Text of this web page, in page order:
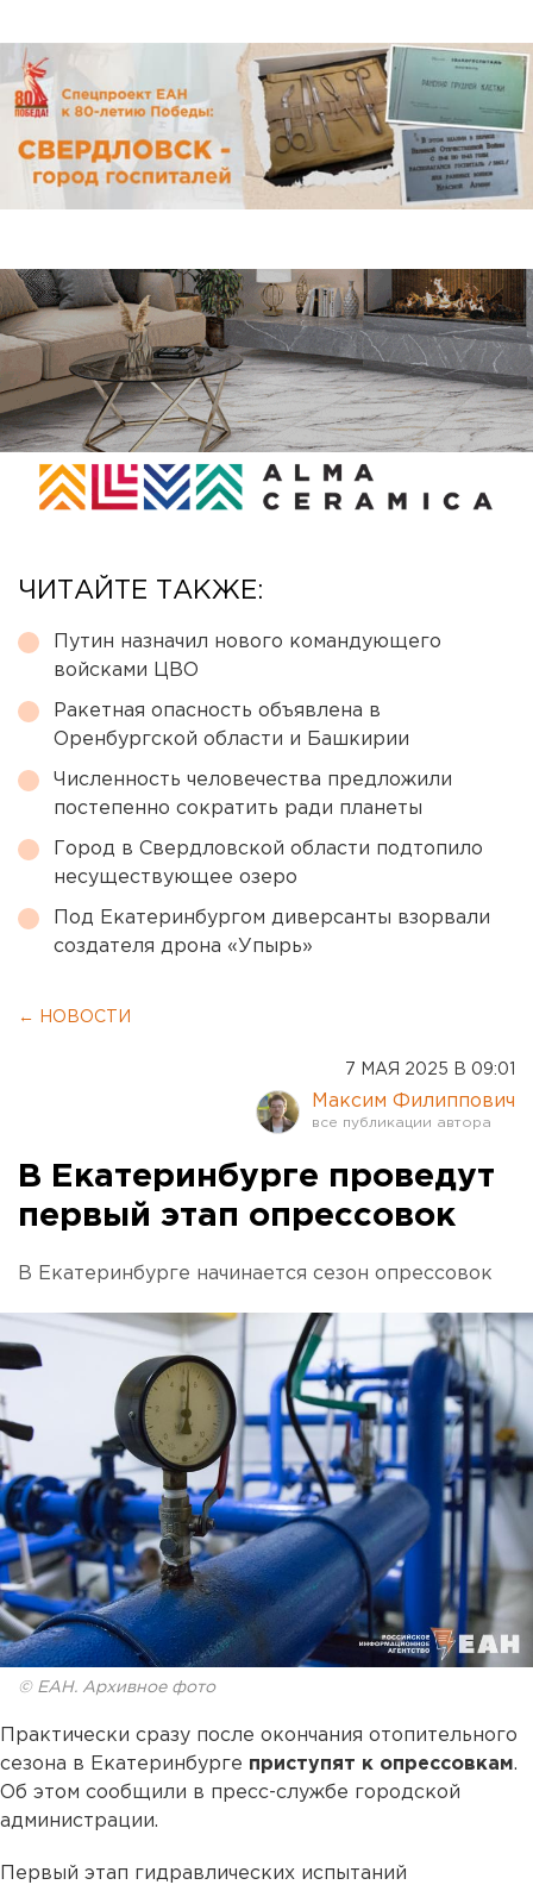
ЧИТАЙТЕ ТАКЖЕ:
Путин назначил нового командующего
войсками ЦВО
Ракетная опасность объявлена в
Оренбургской области и Башкирии
Численность человечества предложили
постепенно сократить ради планеты
Город в Свердловской области подтопило
несуществующее озеро
Под Екатеринбургом диверсанты взорвали
создателя дрона «Упырь»
← НОВОСТИ
7 МАЯ 2025 В 09:01
Максим Филиппович
В Екатеринбурге проведут
первый этап опрессовок
В Екатеринбурге начинается сезон опрессовок
© ЕАН. Архивное фото
Практически сразу после окончания отопительного
сезона в Екатеринбурге приступят к опрессовкам.
Об этом сообщили в пресс-службе городской
администрации.
Первый этап гидравлических испытаний